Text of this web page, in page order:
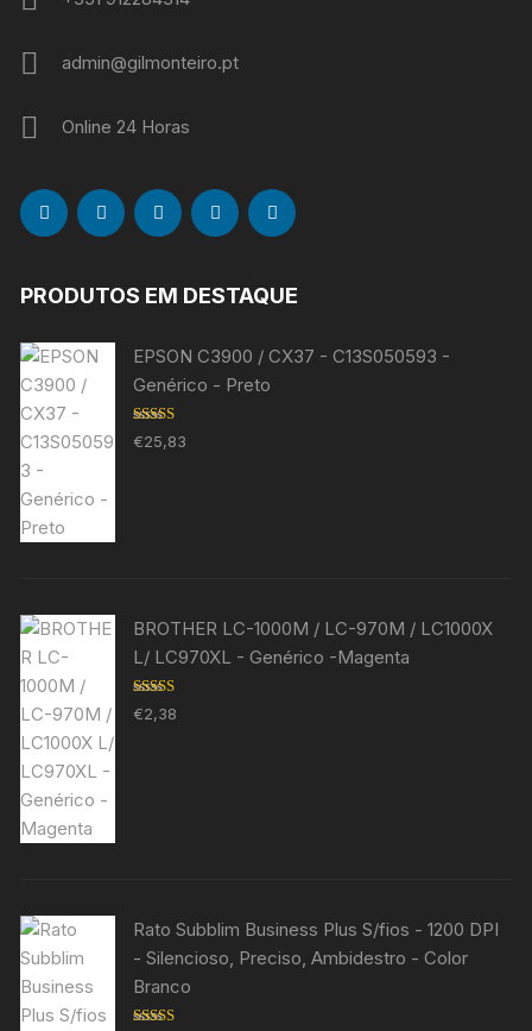
admin@gilmonteiro.pt
Online 24 Horas
PRODUTOS EM DESTAQUE
EPSON C3900 / CX37 - C13S050593 -
Genérico - Preto
Avaliação
5.00de 5
€25,83
BROTHER LC-1000M / LC-970M / LC1000X
L/ LC970XL - Genérico -Magenta
Avaliação
5.00de 5
€2,38
Rato Subblim Business Plus S/fios - 1200 DPI
- Silencioso, Preciso, Ambidestro - Color
Branco